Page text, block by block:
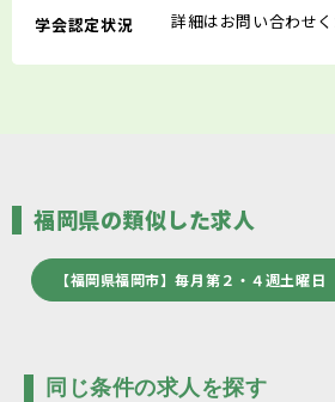
学会認定状況 詳細はお問い合わせ
福岡県の類似した求人
【福岡県福岡市】毎月第２・４週土曜
同じ条件の求人を探す